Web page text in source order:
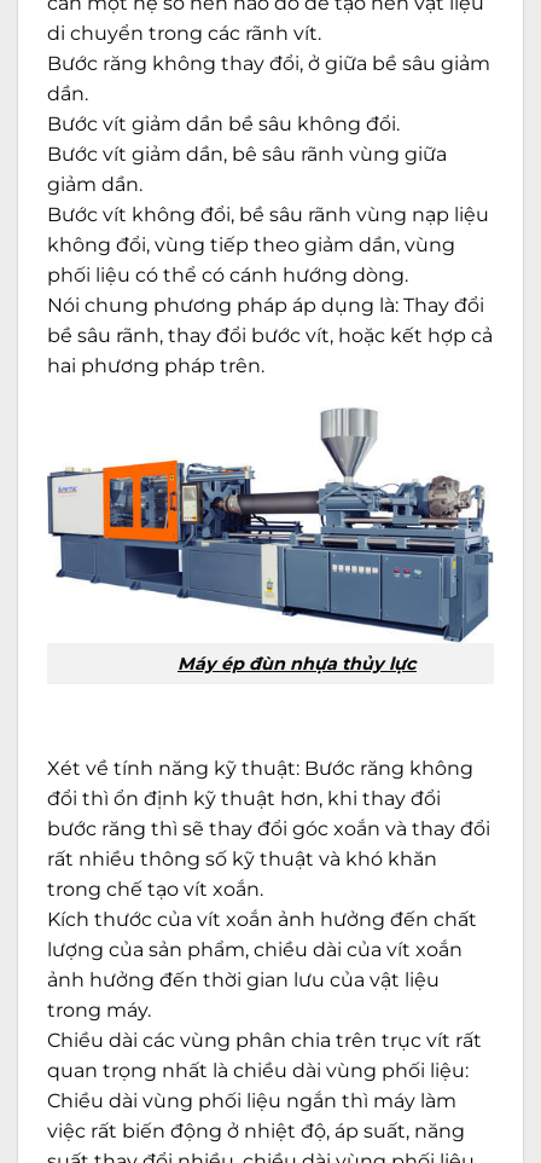
di chuyển trong các rãnh vít.
Bước răng không thay đổi, ở giữa bề sâu giảm
dần.
Bước vít giảm dần bề sâu không đổi.
Bước vít giảm dần, bê sâu rãnh vùng giữa
giảm dần.
Bước vít không đổi, bề sâu rãnh vùng nạp liệu
không đổi, vùng tiếp theo giảm dần, vùng
phối liệu có thể có cánh hướng dòng.
Nói chung phương pháp áp dụng là: Thay đổi
bề sâu rãnh, thay đổi bước vít, hoặc kết hợp cả
hai phương pháp trên.
Máy ép đùn nhựa thủy lực
Xét về tính năng kỹ thuật: Bước răng không
đổi thì ổn định kỹ thuật hơn, khi thay đổi
bước răng thì sẽ thay đổi góc xoắn và thay đổi
rất nhiều thông số kỹ thuật và khó khăn
trong chế tạo vít xoắn.
Kích thước của vít xoắn ảnh hưởng đến chất
lượng của sản phẩm, chiều dài của vít xoắn
ảnh hưởng đến thời gian lưu của vật liệu
trong máy.
Chiều dài các vùng phân chia trên trục vít rất
quan trọng nhất là chiều dài vùng phối liệu:
Chiều dài vùng phối liệu ngắn thì máy làm
việc rất biến động ở nhiệt độ, áp suất, năng